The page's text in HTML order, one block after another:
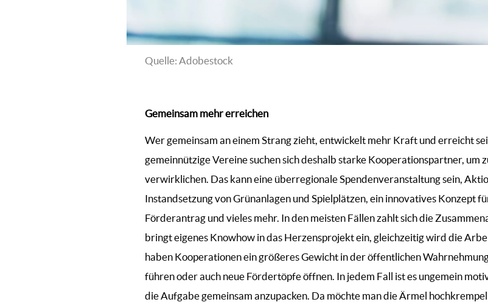
Quelle: Adobestock
Gemeinsam mehr erreichen
Wer gemeinsam an einem Strang zieht, entwickelt mehr Kraft und erreicht
gemeinnützige Vereine suchen sich deshalb starke Kooperationspartner, um
verwirklichen. Das kann eine überregionale Spendenveranstaltung sein,
Instandsetzung von Grünanlagen und Spielplätzen, ein innovatives Konzept
Förderantrag und vieles mehr. In den meisten Fällen zahlt sich die
bringt eigenes Knowhow in das Herzensprojekt ein, gleichzeitig wird die
haben Kooperationen ein größeres Gewicht in der öffentlichen
führen oder auch neue Fördertöpfe öffnen. In jedem Fall ist es ungemein
die Aufgabe gemeinsam anzupacken. Da möchte man die Ärmel